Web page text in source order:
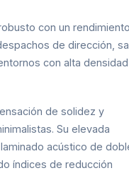
con un rendimiento
de dirección,
con alta
de solidez y
Su elevada
acústico de
índices de reducción